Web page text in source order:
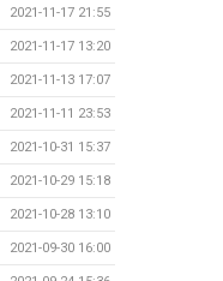
2021-11-17 21:55
2021-11-17 13:20
2021-11-13 17:07
2021-11-11 23:53
2021-10-31 15:37
2021-10-29 15:18
2021-10-28 13:10
2021-09-30 16:00